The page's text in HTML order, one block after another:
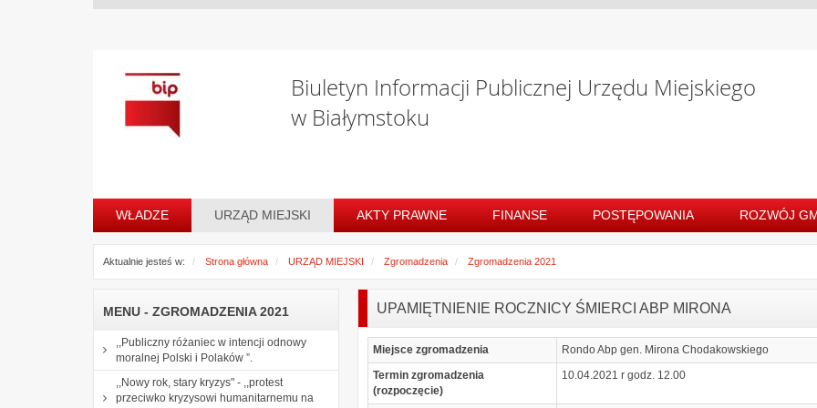
Biuletyn Informacji Publicznej Urzędu Miejskiego
w Białymstoku
WŁADZE URZĄD MIEJSKI AKTY PRAWNE FINANSE POSTĘPOWANIA ROZWÓJ
Aktualnie jesteś w: Strona główna URZĄD MIEJSKI Zgromadzenia Zgromadzenia 2021
MENU - ZGROMADZENIA 2021
,,Publiczny różaniec w intencji odnowy
moralnej Polski i Polaków ”.
,,Nowy rok, stary kryzys" - ,,protest
przeciwko kryzysowi humanitarnemu na
UPAMIĘTNIENIE ROCZNICY ŚMIERCI ABP MIRONA
Miejsce zgromadzenia
Rondo Abp gen. Mirona Chodakowskiego
Termin zgromadzenia
(rozpoczęcie)
10.04.2021 r godz. 12.00